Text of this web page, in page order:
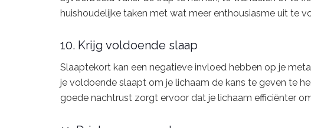
huishoudelijke taken met wat meer enthousiasme uit te
10. Krijg voldoende slaap
Slaaptekort kan een negatieve invloed hebben op je
je voldoende slaapt om je lichaam de kans te geven te
goede nachtrust zorgt ervoor dat je lichaam efficiënter